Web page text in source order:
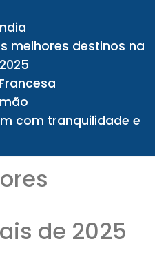
melhores destinos na
com tranquilidade e
de 2025